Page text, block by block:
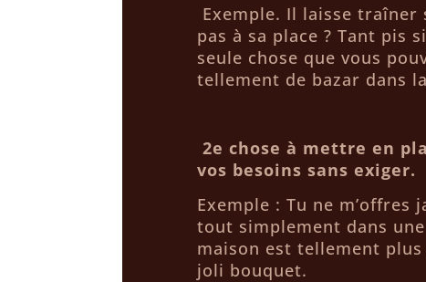
Exemple. Il laisse traîner
pas à sa place ? Tant pis
seule chose que vous
tellement de bazar dans
2e chose à mettre en
vos besoins sans exiger.
Exemple : Tu ne m’offres
tout simplement dans
maison est tellement
joli bouquet.